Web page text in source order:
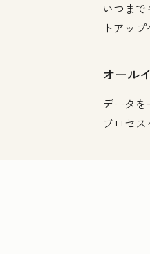
いつま
トアッ
オール
データ
プロセ